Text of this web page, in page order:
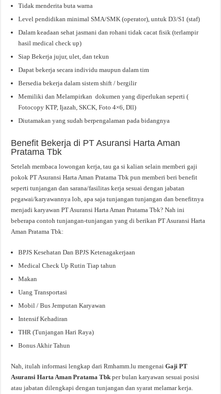
Tidak menderita buta warna
Level pendidikan minimal SMA/SMK (operator), untuk D3/S1 (staf)
Dalam keadaan sehat jasmani dan rohani tidak cacat fisik (terlampir
hasil medical check up)
Siap Bekerja jujur, ulet, dan tekun
Dapat bekerja secara individu maupun dalam tim
Bersedia bekerja dalam sistem shift / bergilir
Memiliki dan Melampirkan dokumen yang diperlukan seperti (
Fotocopy KTP, Ijazah, SKCK, Foto 4×6, Dll)
Diutamakan yang sudah berpengalaman pada bidangnya
Benefit Bekerja di PT Asuransi Harta Aman
Pratama Tbk
Setelah membaca lowongan kerja, tau ga si kalian selain memberi gaji
pokok PT Asuransi Harta Aman Pratama Tbk pun memberi beri benefit
seperti tunjangan dan sarana/fasilitas kerja sesuai dengan jabatan
pegawai/karyawannya loh, apa saja tunjangan tunjangan dan benefitnya
menjadi karyawan PT Asuransi Harta Aman Pratama Tbk? Nah ini
beberapa contoh tunjangan-tunjangan yang di berikan PT Asuransi Harta
Aman Pratama Tbk:
BPJS Kesehatan Dan BPJS Ketenagakerjaan
Medical Check Up Rutin Tiap tahun
Makan
Uang Transportasi
Mobil / Bus Jemputan Karyawan
Intensif Kehadiran
THR (Tunjangan Hari Raya)
Bonus Akhir Tahun
Nah, itulah informasi lengkap dari Rmhamm.lu mengenaiGaji PT
Asuransi Harta Aman Pratama Tbkper bulan karyawan sesuai posisi
atau jabatan dilengkapi dengan tunjangan dan syarat melamar kerja.